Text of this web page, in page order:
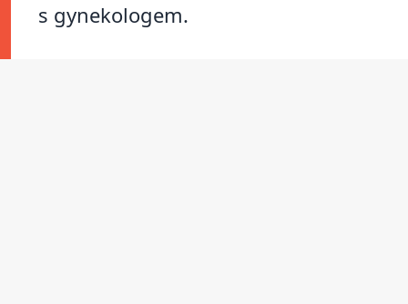
s gynekologem.